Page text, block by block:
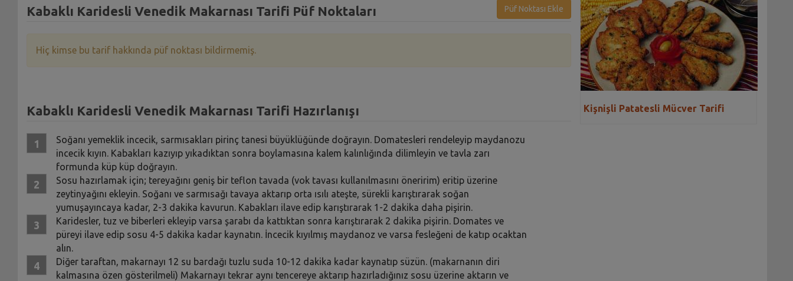
Kabaklı Karidesli Venedik Makarnası Tarifi Püf Noktaları Püf Noktası Ekle
Hiç kimse bu tarif hakkında püf noktası bildirmemiş.
Kabaklı Karidesli Venedik Makarnası Tarifi Hazırlanışı
Soğanı yemeklik incecik, sarmısakları pirinç tanesi büyüklüğünde doğrayın. Domatesleri rendeleyip maydanozu
incecik kıyın. Kabakları kazıyıp yıkadıktan sonra boylamasına kalem kalınlığında dilimleyin ve tavla zarı
formunda küp küp doğrayın.
Sosu hazırlamak için; tereyağını geniş bir teflon tavada (vok tavası kullanılmasını öneririm) eritip üzerine
zeytinyağını ekleyin. Soğanı ve sarmısağı tavaya aktarıp orta ısılı ateşte, sürekli karıştırarak soğan
yumuşayıncaya kadar, 2-3 dakika kavurun. Kabakları ilave edip karıştırarak 1-2 dakika daha pişirin.
Karidesler, tuz ve biberleri ekleyip varsa şarabı da kattıktan sonra karıştırarak 2 dakika pişirin. Domates ve
püreyi ilave edip sosu 4-5 dakika kadar kaynatın. İncecik kıyılmış maydanoz ve varsa fesleğeni de katıp ocaktan
alın.
Diğer taraftan, makarnayı 12 su bardağı tuzlu suda 10-12 dakika kadar kaynatıp süzün. (makarnanın diri
kalmasına özen gösterilmeli) Makarnayı tekrar aynı tencereye aktarıp hazırladığınız sosu üzerine aktarın ve
Kişnişli Patatesli Mücver Tarifi